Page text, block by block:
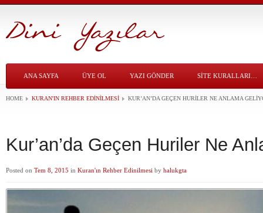
ANA SAYFA ÜYE OL YAZI GÖNDER SITE KURALLARI…
HOME KURAN'IN REHBER EDINILMESI KUR’AN’DA GEÇEN HURILER NE ANLAMA
Kur’an’da Geçen Huriler Ne
Posted on Tem 8, 2015 in Kuran'ın Rehber Edinilmesi by halukgta